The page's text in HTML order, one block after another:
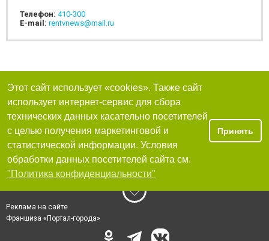
Телефон: 410-300
E-mail: rentvnews@mail.ru
Этот сайт использует «cookies». Также сайт
использует интернет-сервис для сбора
технических данных касательно посетителей
с целью получения маркетинговой и
статистической информации. Условия
обработки данных посетителей сайта см.
"Политика конфиденциальности"
Принять
Реклама на сайте
Франшиза «Портал-города»